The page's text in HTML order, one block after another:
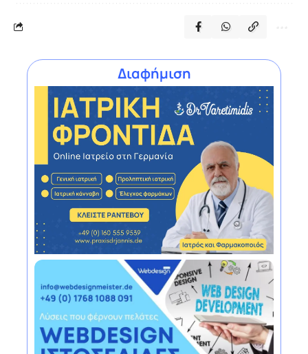
Διαφήμιση